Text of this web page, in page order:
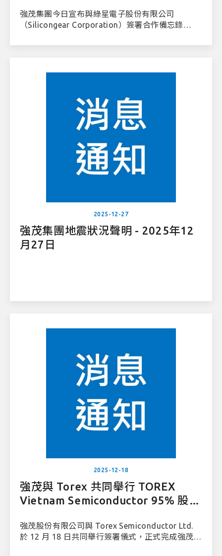
強茂集團今日宣布與綠星電子股份有限公司
（Silicongear Corporation）簽署合作備忘錄
2025-12-27
強茂集團地震狀況聲明 - 2025年12
月27日
2025-12-18
強茂與 Torex 共同舉行 TOREX
Vietnam Semiconductor 95% 股權
強茂股份有限公司與 Torex Semiconductor Ltd.
於 12 月 18 日共同舉行簽署儀式，正式完成強茂取